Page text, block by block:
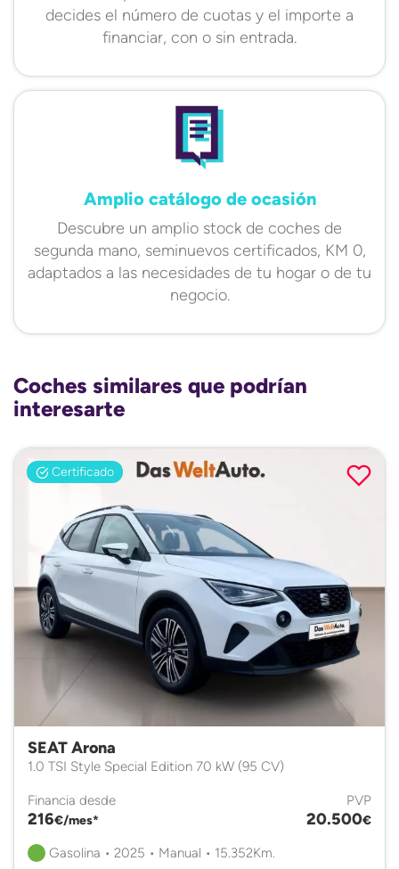
decides el número de cuotas y el importe a
financiar, con o sin entrada.
Amplio catálogo de ocasión
Descubre un amplio stock de coches de
segunda mano, seminuevos certificados, KM 0,
adaptados a las necesidades de tu hogar o de tu
negocio.
Coches similares que podrían
interesarte
Certificado
SEAT Arona
1.0 TSI Style Special Edition 70 kW (95 CV)
Financia desde
216€/mes*
PVP
20.500€
Gasolina • 2025 • Manual • 15.352Km.